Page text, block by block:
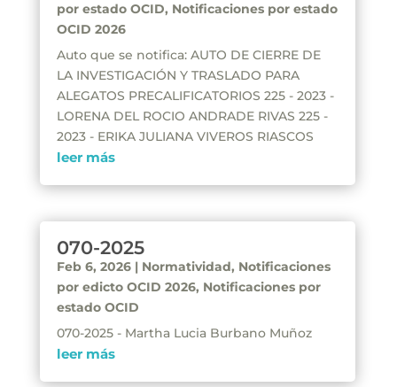
por estado OCID, Notificaciones por estado
OCID 2026
Auto que se notifica: AUTO DE CIERRE DE
LA INVESTIGACIÓN Y TRASLADO PARA
ALEGATOS PRECALIFICATORIOS 225 - 2023 -
LORENA DEL ROCIO ANDRADE RIVAS 225 -
2023 - ERIKA JULIANA VIVEROS RIASCOS
leer más
070-2025
Feb 6, 2026| Normatividad, Notificaciones
por edicto OCID 2026, Notificaciones por
estado OCID
070-2025 - Martha Lucia Burbano Muñoz
leer más